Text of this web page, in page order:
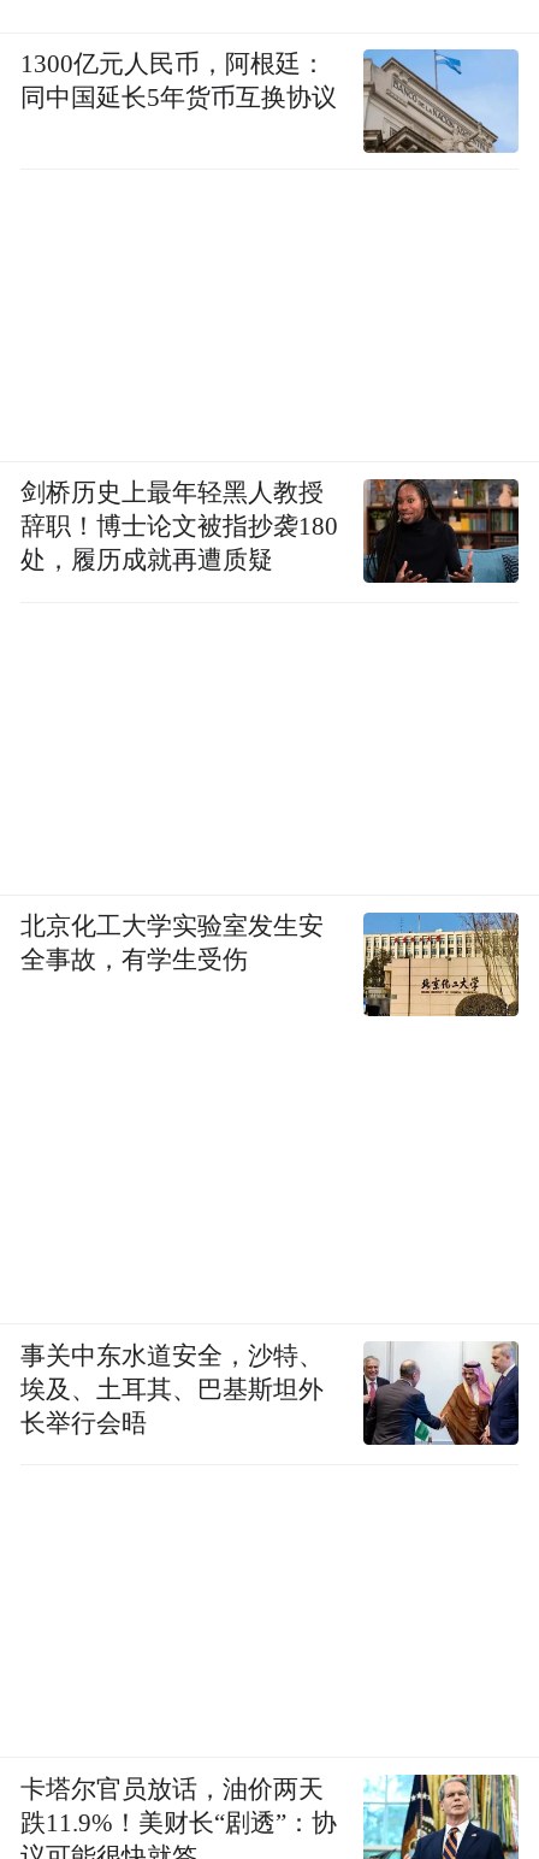
1300亿元人民币，阿根廷：
同中国延长5年货币互换协议
剑桥历史上最年轻黑人教授
辞职！博士论文被指抄袭180
处，履历成就再遭质疑
北京化工大学实验室发生安
全事故，有学生受伤
事关中东水道安全，沙特、
埃及、土耳其、巴基斯坦外
长举行会晤
卡塔尔官员放话，油价两天
跌11.9%！美财长“剧透”：协